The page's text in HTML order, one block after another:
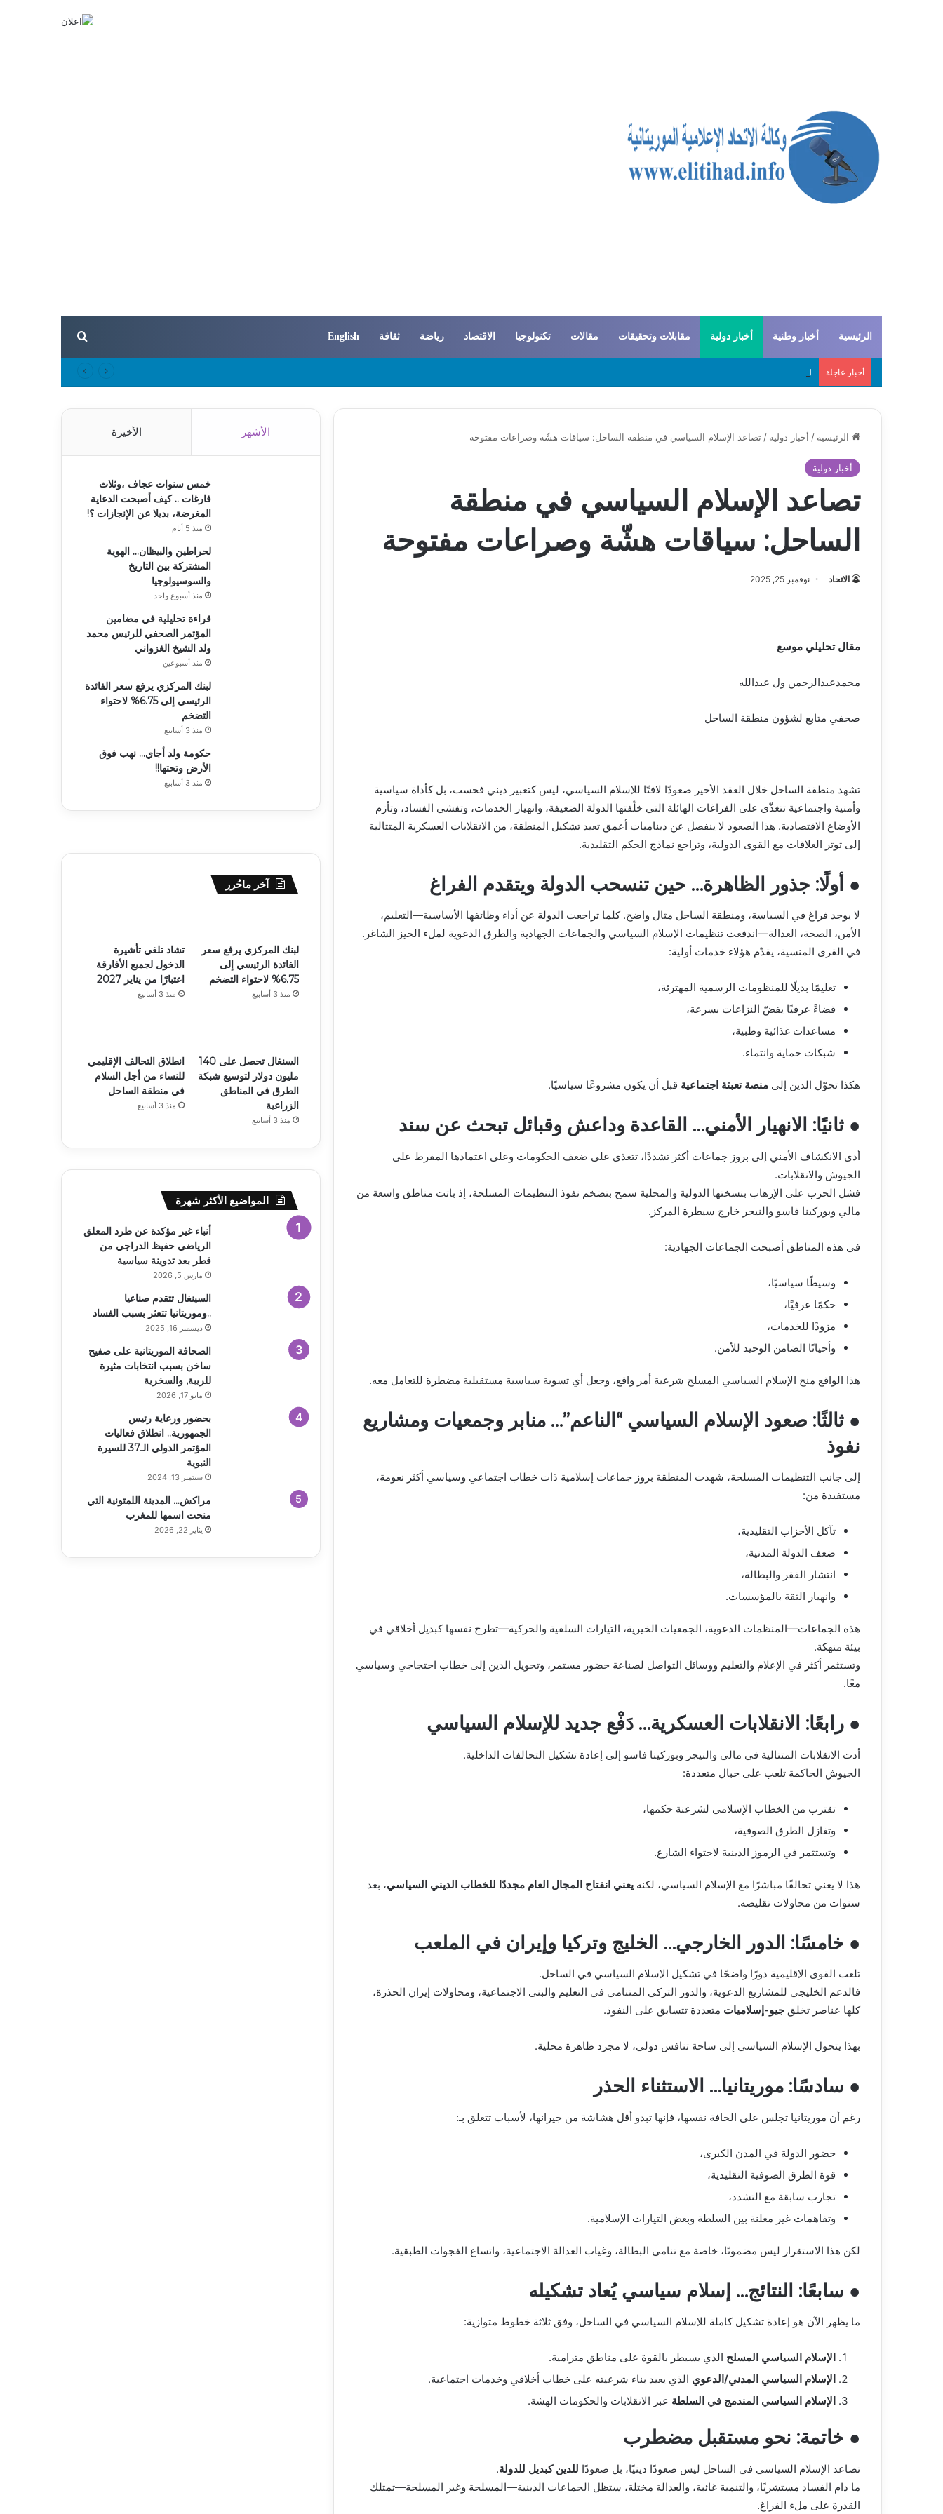
الرئيسية أخبار وطنية أخبار دولية مقابلات وتحقيقات مقالات تكنولوجيا الاقتصاد رياضة ثقافة English بحث عن
أخبار عاجلة لحراطين والبيظان… الهوية المشتركة بين التاريخ والسوسيولوجيا
الرئيسية / أخبار دولية / تصاعد الإسلام السياسي في منطقة الساحل: سياقات هشّة وصراعات مفتوحة
أخبار دولية
تصاعد الإسلام السياسي في منطقة
الساحل: سياقات هشّة وصراعات مفتوحة
الاتحاد نوفمبر 25, 2025
مقال تحليلي موسع
محمدعبدالرحمن ول عبدالله
صحفي متابع لشؤون منطقة الساحل
تشهد منطقة الساحل خلال العقد الأخير صعودًا لافتًا للإسلام السياسي، ليس كتعبير ديني فحسب، بل كأداة سياسية
وأمنية واجتماعية تتغذّى على الفراغات الهائلة التي خلّفتها الدولة الضعيفة، وانهيار الخدمات، وتفشي الفساد، وتأزم
الأوضاع الاقتصادية. هذا الصعود لا ينفصل عن ديناميات أعمق تعيد تشكيل المنطقة، من الانقلابات العسكرية المتتالية
إلى توتر العلاقات مع القوى الدولية، وتراجع نماذج الحكم التقليدية.
● أولًا: جذور الظاهرة… حين تنسحب الدولة ويتقدم الفراغ
لا يوجد فراغ في السياسة، ومنطقة الساحل مثال واضح. كلما تراجعت الدولة عن أداء وظائفها الأساسية—التعليم،
الأمن، الصحة، العدالة—اندفعت تنظيمات الإسلام السياسي والجماعات الجهادية والطرق الدعوية لملء الحيز الشاغر.
في القرى المنسية، يقدّم هؤلاء خدمات أولية:
تعليمًا بديلًا للمنظومات الرسمية المهترئة،
قضاءً عرفيًا يفضّ النزاعات بسرعة،
مساعدات غذائية وطبية،
شبكات حماية وانتماء.
هكذا تحوّل الدين إلى منصة تعبئة اجتماعية قبل أن يكون مشروعًا سياسيًا.
● ثانيًا: الانهيار الأمني… القاعدة وداعش وقبائل تبحث عن سند
أدى الانكشاف الأمني إلى بروز جماعات أكثر تشددًا، تتغذى على ضعف الحكومات وعلى اعتمادها المفرط على
الجيوش والانقلابات.
فشل الحرب على الإرهاب بنسختها الدولية والمحلية سمح بتضخم نفوذ التنظيمات المسلحة، إذ باتت مناطق واسعة من
مالي وبوركينا فاسو والنيجر خارج سيطرة المركز.
في هذه المناطق أصبحت الجماعات الجهادية:
وسيطًا سياسيًا،
حكمًا عرفيًا،
مزودًا للخدمات،
وأحيانًا الضامن الوحيد للأمن.
هذا الواقع منح الإسلام السياسي المسلح شرعية أمر واقع، وجعل أي تسوية سياسية مستقبلية مضطرة للتعامل معه.
● ثالثًا: صعود الإسلام السياسي “الناعم”… منابر وجمعيات ومشاريع
نفوذ
إلى جانب التنظيمات المسلحة، شهدت المنطقة بروز جماعات إسلامية ذات خطاب اجتماعي وسياسي أكثر نعومة،
مستفيدة من:
تآكل الأحزاب التقليدية،
ضعف الدولة المدنية،
انتشار الفقر والبطالة،
وانهيار الثقة بالمؤسسات.
هذه الجماعات—المنظمات الدعوية، الجمعيات الخيرية، التيارات السلفية والحركية—تطرح نفسها كبديل أخلاقي في
بيئة منهكة.
وتستثمر أكثر في الإعلام والتعليم ووسائل التواصل لصناعة حضور مستمر، وتحويل الدين إلى خطاب احتجاجي وسياسي
معًا.
● رابعًا: الانقلابات العسكرية… دَفْع جديد للإسلام السياسي
أدت الانقلابات المتتالية في مالي والنيجر وبوركينا فاسو إلى إعادة تشكيل التحالفات الداخلية.
الجيوش الحاكمة تلعب على حبال متعددة:
تقترب من الخطاب الإسلامي لشرعنة حكمها،
وتغازل الطرق الصوفية،
وتستثمر في الرموز الدينية لاحتواء الشارع.
هذا لا يعني تحالفًا مباشرًا مع الإسلام السياسي، لكنه يعني انفتاح المجال العام مجددًا للخطاب الديني السياسي، بعد
سنوات من محاولات تقليصه.
● خامسًا: الدور الخارجي… الخليج وتركيا وإيران في الملعب
تلعب القوى الإقليمية دورًا واضحًا في تشكيل الإسلام السياسي في الساحل.
فالدعم الخليجي للمشاريع الدعوية، والدور التركي المتنامي في التعليم والبنى الاجتماعية، ومحاولات إيران الحذرة،
كلها عناصر تخلق جيو-إسلاميات متعددة تتسابق على النفوذ.
بهذا يتحول الإسلام السياسي إلى ساحة تنافس دولي، لا مجرد ظاهرة محلية.
● سادسًا: موريتانيا… الاستثناء الحذر
رغم أن موريتانيا تجلس على الحافة نفسها، فإنها تبدو أقل هشاشة من جيرانها، لأسباب تتعلق بـ:
حضور الدولة في المدن الكبرى،
قوة الطرق الصوفية التقليدية،
تجارب سابقة مع التشدد،
وتفاهمات غير معلنة بين السلطة وبعض التيارات الإسلامية.
لكن هذا الاستقرار ليس مضمونًا، خاصة مع تنامي البطالة، وغياب العدالة الاجتماعية، واتساع الفجوات الطبقية.
● سابعًا: النتائج… إسلام سياسي يُعاد تشكيله
ما يظهر الآن هو إعادة تشكيل كاملة للإسلام السياسي في الساحل، وفق ثلاثة خطوط متوازية:
الإسلام السياسي المسلح الذي يسيطر بالقوة على مناطق مترامية.
الإسلام السياسي المدني/الدعوي الذي يعيد بناء شرعيته على خطاب أخلاقي وخدمات اجتماعية.
الإسلام السياسي المندمج في السلطة عبر الانقلابات والحكومات الهشة.
● خاتمة: نحو مستقبل مضطرب
تصاعد الإسلام السياسي في الساحل ليس صعودًا دينيًا، بل صعودًا للدين كبديل للدولة.
ما دام الفساد مستشريًا، والتنمية غائبة، والعدالة مختلة، ستظل الجماعات الدينية—المسلحة وغير المسلحة—تمتلك
القدرة على ملء الفراغ.
الأشهر الأخيرة
خمس سنوات عجاف ،وثلاث
فارغات .. كيف أصبحت الدعاية
المغرضة، بديلا عن الإنجازات ؟!
منذ 5 أيام
لحراطين والبيظان… الهوية
المشتركة بين التاريخ
والسوسيولوجيا
منذ أسبوع واحد
قراءة تحليلية في مضامين
المؤتمر الصحفي للرئيس محمد
ولد الشيخ الغزواني
منذ أسبوعين
لبنك المركزي يرفع سعر الفائدة
الرئيسي إلى 6.75% لاحتواء
التضخم
منذ 3 أسابيع
حكومة ولد أجاي… نهب فوق
الأرض وتحتها!!
منذ 3 أسابيع
آخر ماحُرر
لبنك المركزي يرفع سعر
الفائدة الرئيسي إلى
6.75% لاحتواء التضخم
منذ 3 أسابيع
تشاد تلغي تأشيرة
الدخول لجميع الأفارقة
اعتبارًا من يناير 2027
منذ 3 أسابيع
السنغال تحصل على 140
مليون دولار لتوسيع شبكة
الطرق في المناطق
الزراعية
منذ 3 أسابيع
انطلاق التحالف الإقليمي
للنساء من أجل السلام
في منطقة الساحل
منذ 3 أسابيع
المواضيع الأكثر شهرة
أنباء غير مؤكدة عن طرد المعلق
الرياضي حفيظ الدراجي من
قطر بعد تدوينة سياسية
مارس 5, 2026
السينغال تتقدم صناعيا
..وموريتانيا تتعثر بسبب الفساد
ديسمبر 16, 2025
الصحافة الموريتانية على صفيح
ساخن بسبب انتخابات مثيرة
للريبة, والسخرية
مايو 17, 2026
بحضور ورعاية رئيس
الجمهورية.. انطلاق فعاليات
المؤتمر الدولي الـ37 للسيرة
النبوية
سبتمبر 13, 2024
مراكش… المدينة اللمتونية التي
منحت اسمها للمغرب
يناير 22, 2026